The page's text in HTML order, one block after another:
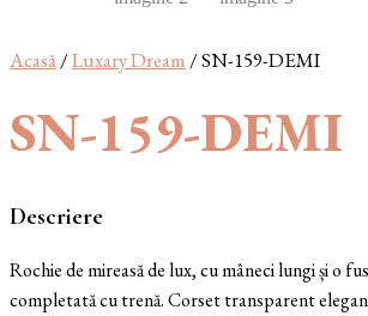
Acasă/Luxary Dream / SN-159-DEMI
SN-159-DEMI
Descriere
Rochie de mireasă de lux, cu mâneci lungi și o
completată cu trenă. Corset transparent